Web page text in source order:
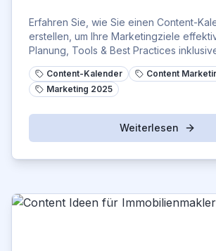
Erfahren Sie, wie Sie einen Content-
erstellen, um Ihre Marketingziele
Planung, Tools & Best Practices
Content-Kalender
Content
Marketing 2025
Weiterlesen